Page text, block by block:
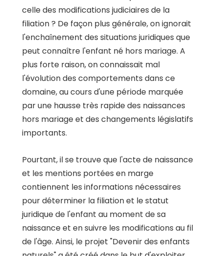
celle des modifications judiciaires de la
filiation ? De façon plus générale, on ignorait
l'enchaînement des situations juridiques que
peut connaître l'enfant né hors mariage. A
plus forte raison, on connaissait mal
l'évolution des comportements dans ce
domaine, au cours d'une période marquée
par une hausse très rapide des naissances
hors mariage et des changements législatifs
importants.
Pourtant, il se trouve que l'acte de naissance
et les mentions portées en marge
contiennent les informations nécessaires
pour déterminer la filiation et le statut
juridique de l'enfant au moment de sa
naissance et en suivre les modifications au fil
de l'âge. Ainsi, le projet "Devenir des enfants